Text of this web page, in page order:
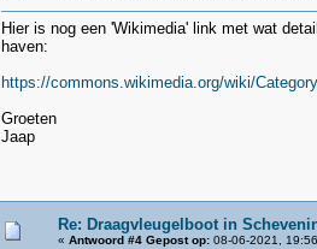
Hier is nog een 'Wikimedia' link met wat
haven:
https://commons.wikimedia.org/wiki/
Groeten
Jaap
Re: Draagvleugelboot in
« Antwoord #4 Gepost op:08-06-2021,